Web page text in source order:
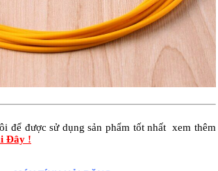
để được sử dụng sản phẩm tốt nhất xem thêm
Đây !